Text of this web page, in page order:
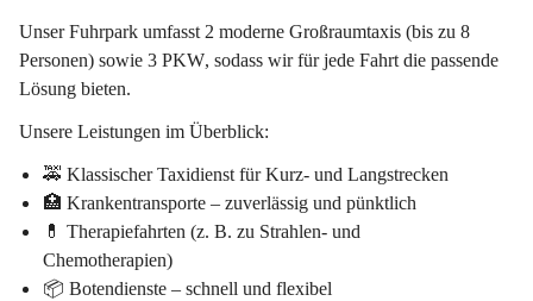
Unser Fuhrpark umfasst 2 moderne Großraumtaxis (bis zu 8
Personen) sowie 3 PKW, sodass wir für jede Fahrt die passende
Lösung bieten.
Unsere Leistungen im Überblick:
🚕 Klassischer Taxidienst für Kurz- und Langstrecken
🏥 Krankentransporte – zuverlässig und pünktlich
💊 Therapiefahrten (z. B. zu Strahlen- und
Chemotherapien)
📦 Botendienste – schnell und flexibel